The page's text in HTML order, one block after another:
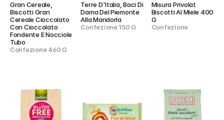
Gran Cereale,
Biscotti Gran
Cereale Cioccolato
Con Cioccolato
Fondente E Nocciole
Tubo
Confezione 460 G
Terre D'Italia, Baci Di
Dama Del Piemonte
Alla Mandorla
Confezione 150 G
Misura Privolat
Biscotti Al Miele 400
G
Confezione